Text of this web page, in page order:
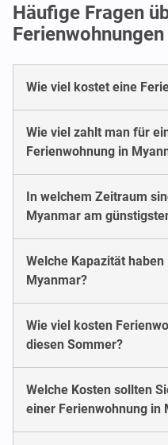
Häufige Fragen
Wie viel kostet eine
Wie viel zahlt man für
Ferienwohnung in
In welchem Zeitraum
Myanmar am
Welche Kapazität
Myanmar?
Wie viel kosten
diesen Sommer?
Welche Kosten sollten
einer Ferienwohnung in